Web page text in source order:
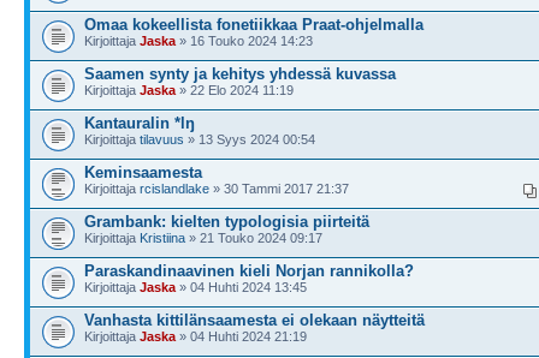
Omaa kokeellista fonetiikkaa Praat-ohjelmalla
Kirjoittaja Jaska » 16 Touko 2024 14:23
Saamen synty ja kehitys yhdessä kuvassa
Kirjoittaja Jaska » 22 Elo 2024 11:19
Kantauralin *lŋ
Kirjoittaja tilavuus » 13 Syys 2024 00:54
Keminsaamesta
Kirjoittaja rcislandlake » 30 Tammi 2017 21:37
Grambank: kielten typologisia piirteitä
Kirjoittaja Kristiina » 21 Touko 2024 09:17
Paraskandinaavinen kieli Norjan rannikolla?
Kirjoittaja Jaska » 04 Huhti 2024 13:45
Vanhasta kittilänsaamesta ei olekaan näytteitä
Kirjoittaja Jaska » 04 Huhti 2024 21:19